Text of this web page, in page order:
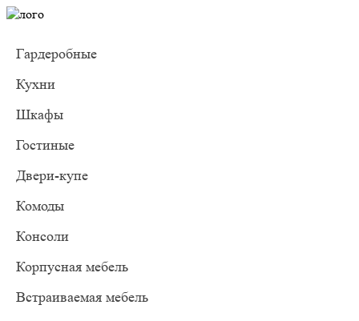
Гардеробные
Кухни
Шкафы
Гостиные
Двери-купе
Комоды
Консоли
Корпусная мебель
Встраиваемая мебель